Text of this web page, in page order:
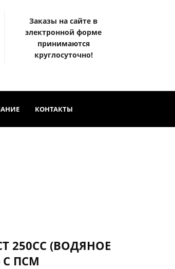
Заказы на сайте в
электронной форме
принимаются
круглосуточно!
КОНТАКТЫ
250CC (ВОДЯНОЕ
ПСМ